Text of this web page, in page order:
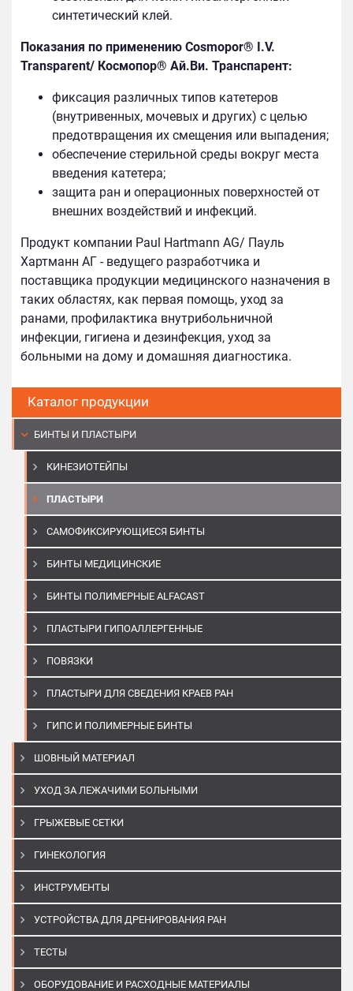
Каталог продукции
БИНТЫ И ПЛАСТЫРИ
КИНЕЗИОТЕЙПЫ
ПЛАСТЫРИ
САМОФИКСИРУЮЩИЕСЯ БИНТЫ
БИНТЫ МЕДИЦИНСКИЕ
БИНТЫ ПОЛИМЕРНЫЕ ALFACAST
ПЛАСТЫРИ ГИПОАЛЛЕРГЕННЫЕ
ПОВЯЗКИ
ПЛАСТЫРИ ДЛЯ СВЕДЕНИЯ КРАЕВ РАН
ГИПС И ПОЛИМЕРНЫЕ БИНТЫ
ШОВНЫЙ МАТЕРИАЛ
УХОД ЗА ЛЕЖАЧИМИ БОЛЬНЫМИ
ГРЫЖЕВЫЕ СЕТКИ
ГИНЕКОЛОГИЯ
ИНСТРУМЕНТЫ
УСТРОЙСТВА ДЛЯ ДРЕНИРОВАНИЯ РАН
ТЕСТЫ
ОБОРУДОВАНИЕ И РАСХОДНЫЕ МАТЕРИАЛЫ
синтетический клей.
Показания по применению Cosmopor® I.V.
Transparent/ Космопор® Ай.Ви. Транспарент:
фиксация различных типов катетеров
(внутривенных, мочевых и других) с целью
предотвращения их смещения или выпадения;
обеспечение стерильной среды вокруг места
введения катетера;
защита ран и операционных поверхностей от
внешних воздействий и инфекций.
Продукт компании Paul Hartmann AG/ Пауль
Хартманн АГ - ведущего разработчика и
поставщика продукции медицинского назначения в
таких областях, как первая помощь, уход за
ранами, профилактика внутрибольничной
инфекции, гигиена и дезинфекция, уход за
больными на дому и домашняя диагностика.